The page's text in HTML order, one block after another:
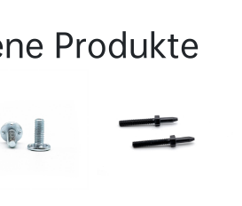
Produkte